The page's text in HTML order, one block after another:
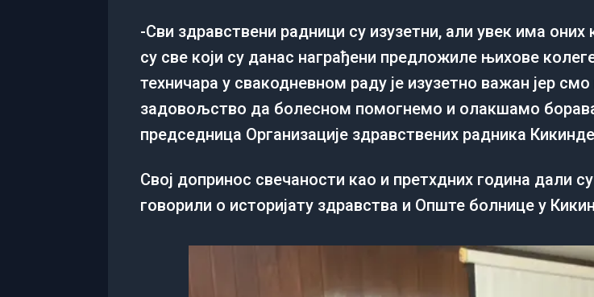
-Сви здравствени радници су изузетни, али увек има
су све који су данас награђени предложиле њихове
техничара у свакодневном раду је изузетно важан јер
задовољство да болесном помогнемо и олакшамо
председница Организације здравствених радника
Свој допринос свечаности као и претхдних година дали
говорили о историјату здравства и Опште болнице у